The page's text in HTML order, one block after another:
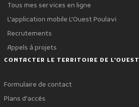
Tous mes services en ligne
L'application mobile L'Ouest Poulavi
Recrutements
Appels à projets
CONTACTER LE TERRITOIRE DE L'OUEST
Formulaire de contact
Plans d'accès